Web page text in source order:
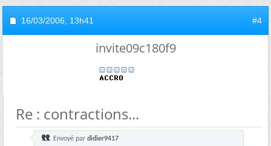
16/03/2006, 13h41 #4
invite09c180f9
Re : contractions...
Envoyé par didier9417